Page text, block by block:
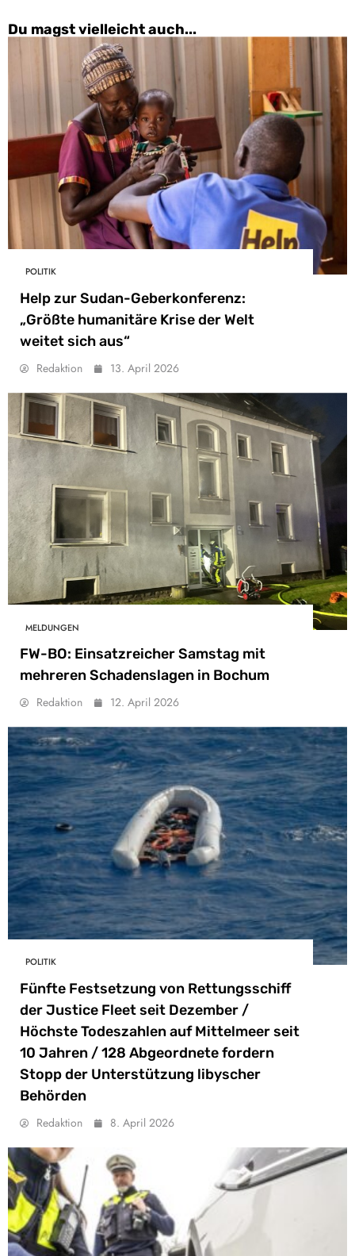
Du magst vielleicht auch...
POLITIK
Help zur Sudan-Geberkonferenz:
„Größte humanitäre Krise der Welt
weitet sich aus“
Redaktion 13. April 2026
MELDUNGEN
FW-BO: Einsatzreicher Samstag mit
mehreren Schadenslagen in Bochum
Redaktion 12. April 2026
POLITIK
Fünfte Festsetzung von Rettungsschiff
der Justice Fleet seit Dezember /
Höchste Todeszahlen auf Mittelmeer seit
10 Jahren / 128 Abgeordnete fordern
Stopp der Unterstützung libyscher
Behörden
Redaktion 8. April 2026